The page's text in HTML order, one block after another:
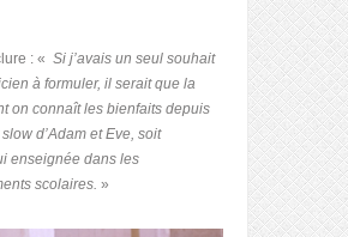
: « Si j’avais un seul souhait
à formuler, il serait que la
on connaît les bienfaits depuis
d’Adam et Eve, soit
enseignée dans les
scolaires. »